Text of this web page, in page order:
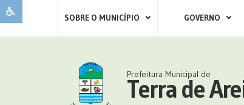
SOBRE O MUNICÍPIO GOVERNO
Prefeitura Municipal de
Terra de